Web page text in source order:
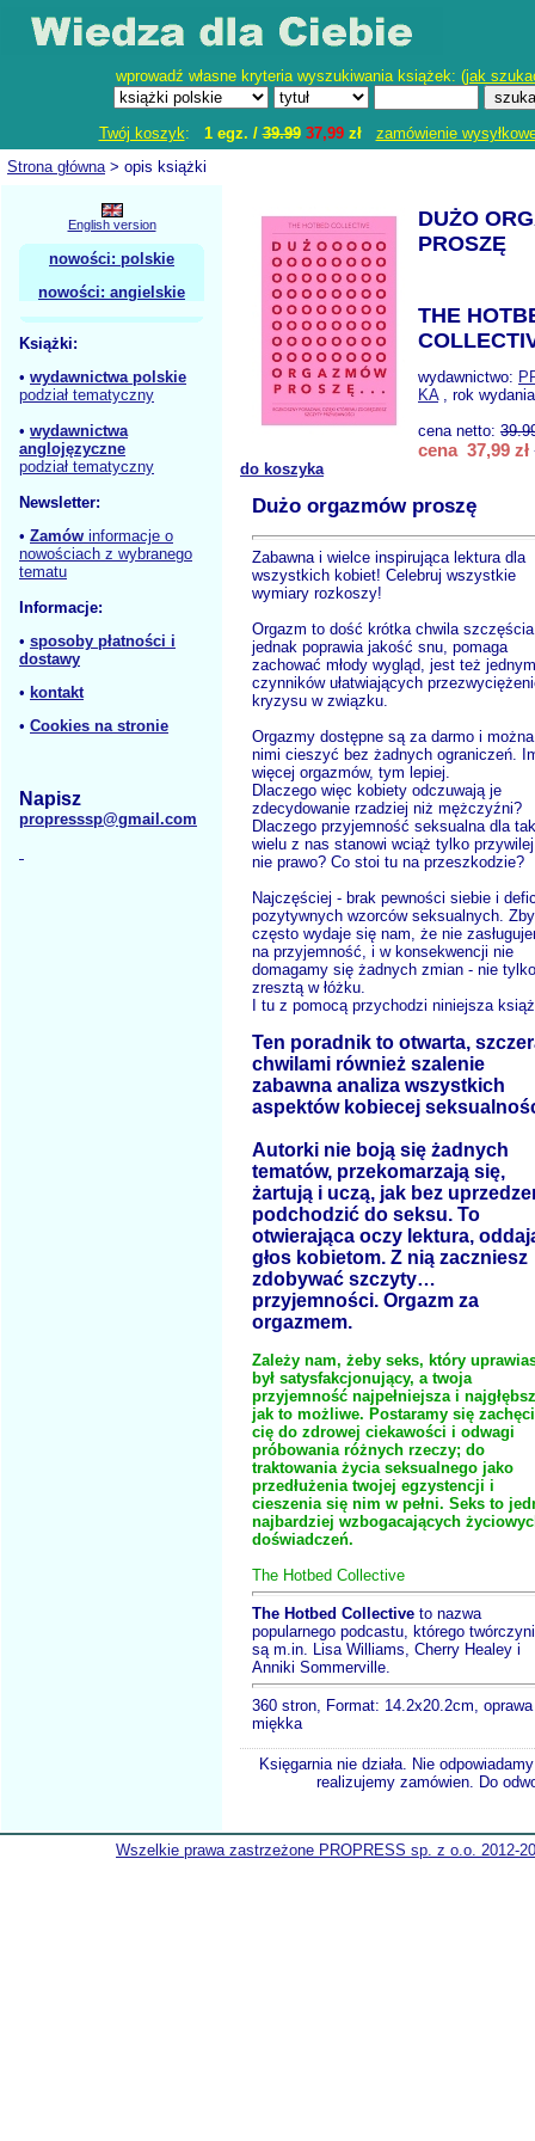
wprowadź własne kryteria wyszukiwania książek: (jak
Twój koszyk: 1 egz. /39.99 37,99zł
zamówienie
Strona główna> opis książki
English version
nowości: polskie
nowości: angielskie
Książki:
• wydawnictwa polskie
podział tematyczny
• wydawnictwa
anglojęzyczne
podział tematyczny
Newsletter:
• Zamów informacje o
nowościach z wybranego
tematu
Informacje:
• sposoby płatności i
dostawy
• kontakt
• Cookies na stronie
Napisz
propresssp@gmail.com
DUŻO
PROSZĘ
THE
wydawnictwo:
KA, rok
cena netto:
cena 37,99 zł
do koszyka
Dużo orgazmów proszę
Zabawna i wielce inspirująca lektura dla
wszystkich kobiet! Celebruj wszystkie
wymiary rozkoszy!
Orgazm to dość krótka chwila
jednak poprawia jakość snu, pomaga
zachować młody wygląd, jest też
czynników ułatwiających
kryzysu w związku.
Orgazmy dostępne są za darmo i
nimi cieszyć bez żadnych ograniczeń.
więcej orgazmów, tym lepiej.
Dlaczego więc kobiety odczuwają je
zdecydowanie rzadziej niż mężczyźni?
Dlaczego przyjemność seksualna dla tak
wielu z nas stanowi wciąż tylko
nie prawo? Co stoi tu na przeszkodzie?
Najczęściej - brak pewności siebie i
pozytywnych wzorców seksualnych.
często wydaje się nam, że nie
na przyjemność, i w konsekwencji nie
domagamy się żadnych zmian - nie tylko
zresztą w łóżku.
I tu z pomocą przychodzi niniejsza
Ten poradnik to otwarta,
chwilami również szalenie
zabawna analiza wszystkich
aspektów kobiecej
Autorki nie boją się żadnych
tematów, przekomarzają się,
żartują i uczą, jak bez
podchodzić do seksu. To
otwierająca oczy lektura,
głos kobietom. Z nią zaczniesz
zdobywać szczyty…
przyjemności. Orgazm za
orgazmem.
Zależy nam, żeby seks, który
był satysfakcjonujący, a twoja
przyjemność najpełniejsza i
jak to możliwe. Postaramy się
cię do zdrowej ciekawości i odwagi
próbowania różnych rzeczy; do
traktowania życia seksualnego jako
przedłużenia twojej egzystencji i
cieszenia się nim w pełni. Seks to
najbardziej wzbogacających
doświadczeń.
The Hotbed Collective
The Hotbed Collective to nazwa
popularnego podcastu, którego
są m.in. Lisa Williams, Cherry Healey i
Anniki Sommerville.
360 stron, Format: 14.2x20.2cm, oprawa
miękka
Księgarnia nie działa. Nie
realizujemy zamówien. Do
Wszelkie prawa zastrzeżone PROPRESS sp. z o.o. 2012-